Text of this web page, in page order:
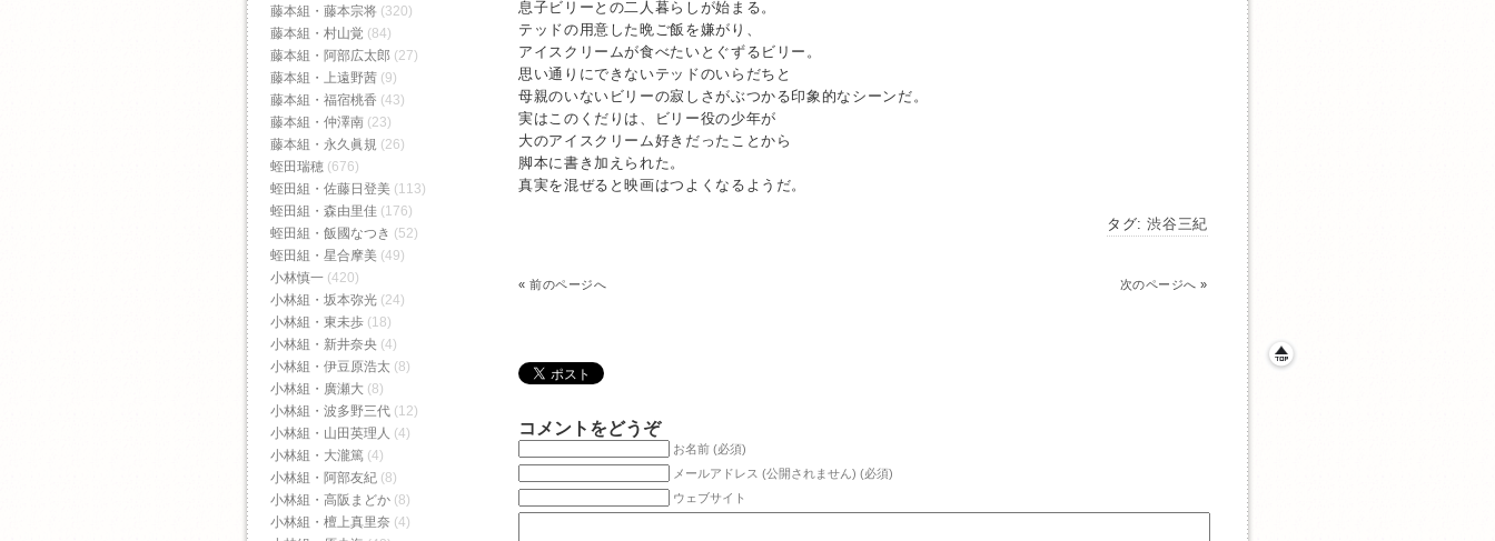
息子ビリーとの二人暮らしが始まる。
テッドの用意した晩ご飯を嫌がり、
アイスクリームが食べたいとぐずるビリー。
思い通りにできないテッドのいらだちと
母親のいないビリーの寂しさがぶつかる印象的なシーンだ。
実はこのくだりは、ビリー役の少年が
大のアイスクリーム好きだったことから
脚本に書き加えられた。
真実を混ぜると映画はつよくなるようだ。
タグ:渋谷三紀
«前のページへ 次のページへ »
コメントをどうぞ
お名前 (必須)
メールアドレス (公開されません) (必須)
ウェブサイト
藤本組・藤本宗将 (320)
藤本組・村山覚 (84)
藤本組・阿部広太郎 (27)
藤本組・上遠野茜 (9)
藤本組・福宿桃香‬ (43)
藤本組・仲澤南 (23)
藤本組・永久眞規 (26)
蛭田瑞穂 (676)
蛭田組・佐藤日登美 (113)
蛭田組・森由里佳 (176)
蛭田組・飯國なつき (52)
蛭田組・星合摩美 (49)
小林慎一 (420)
小林組・坂本弥光 (24)
小林組・東未歩 (18)
小林組・新井奈央 (4)
小林組・伊豆原浩太 (8)
小林組・廣瀬大 (8)
小林組・波多野三代 (12)
小林組・山田英理人 (4)
小林組・大瀧篤 (4)
小林組・阿部友紀 (8)
小林組・高阪まどか (8)
小林組・檀上真里奈 (4)